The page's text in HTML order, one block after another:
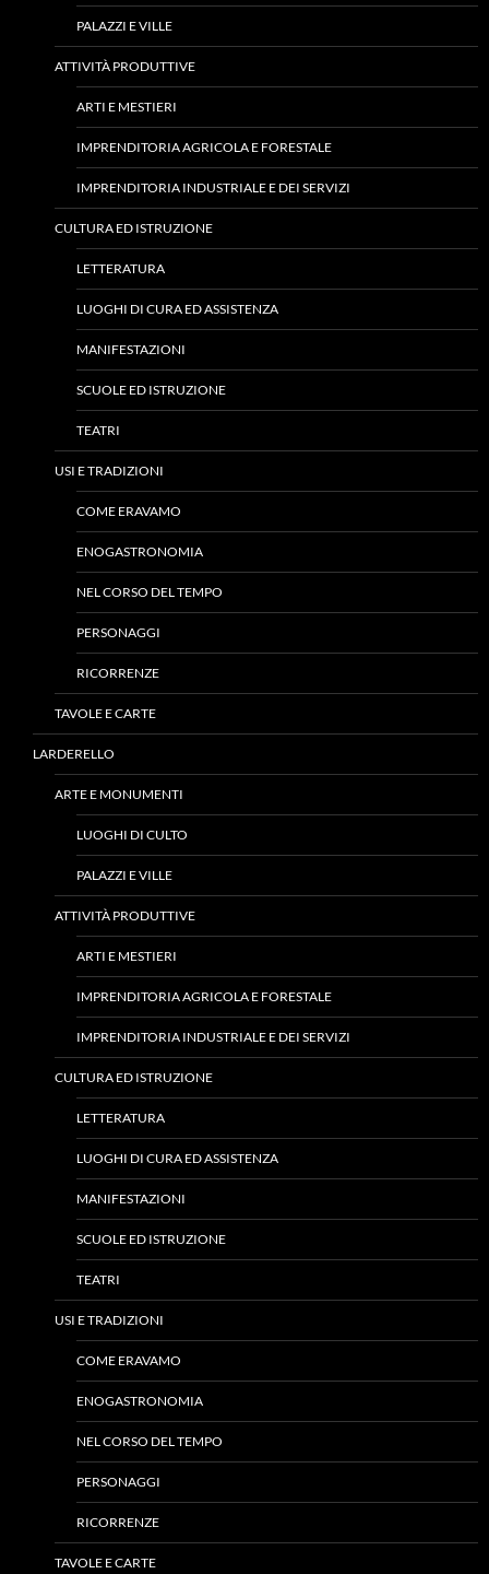
PALAZZI E VILLE
ATTIVITÀ PRODUTTIVE
ARTI E MESTIERI
IMPRENDITORIA AGRICOLA E FORESTALE
IMPRENDITORIA INDUSTRIALE E DEI SERVIZI
CULTURA ED ISTRUZIONE
LETTERATURA
LUOGHI DI CURA ED ASSISTENZA
MANIFESTAZIONI
SCUOLE ED ISTRUZIONE
TEATRI
USI E TRADIZIONI
COME ERAVAMO
ENOGASTRONOMIA
NEL CORSO DEL TEMPO
PERSONAGGI
RICORRENZE
TAVOLE E CARTE
LARDERELLO
ARTE E MONUMENTI
LUOGHI DI CULTO
PALAZZI E VILLE
ATTIVITÀ PRODUTTIVE
ARTI E MESTIERI
IMPRENDITORIA AGRICOLA E FORESTALE
IMPRENDITORIA INDUSTRIALE E DEI SERVIZI
CULTURA ED ISTRUZIONE
LETTERATURA
LUOGHI DI CURA ED ASSISTENZA
MANIFESTAZIONI
SCUOLE ED ISTRUZIONE
TEATRI
USI E TRADIZIONI
COME ERAVAMO
ENOGASTRONOMIA
NEL CORSO DEL TEMPO
PERSONAGGI
RICORRENZE
TAVOLE E CARTE